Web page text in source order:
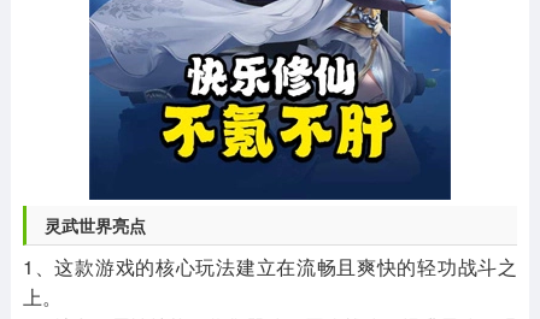
灵武世界亮点
1、这款游戏的核心玩法建立在流畅且爽快的轻功战斗之
上。